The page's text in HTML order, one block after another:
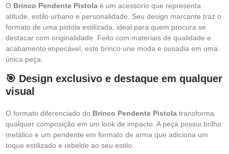
O Brinco Pendente Pistola é um acessório que representa
atitude, estilo urbano e personalidade. Seu design marcante traz o
formato de uma pistola estilizada, ideal para quem procura se
destacar com originalidade. Feito com materiais de qualidade e
acabamento impecável, este brinco une moda e ousadia em uma
única peça.
🎯 Design exclusivo e destaque em qualquer
visual
O formato diferenciado do Brinco Pendente Pistola transforma
qualquer composição em um look de impacto. A peça possui brilho
metálico e um pendente em formato de arma que adiciona um
toque estilizado e rebelde ao seu estilo.